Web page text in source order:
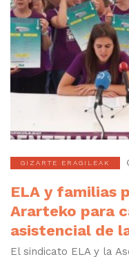
GIZARTE ERAGILEAK
ELA y familias
Ararteko para
asistencial de
El sindicato ELA y la